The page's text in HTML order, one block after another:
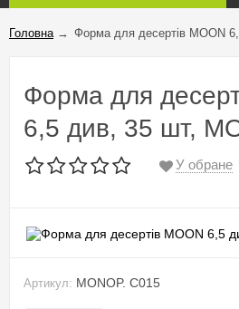
Головна → Форма для десертів MOON
Форма для
6,5 див, 35 шт,
У обране
Артикул: MONOP. C015